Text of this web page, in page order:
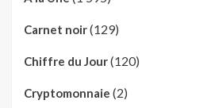
Carnet noir(129)
Chiffre du Jour(120)
Cryptomonnaie (2)